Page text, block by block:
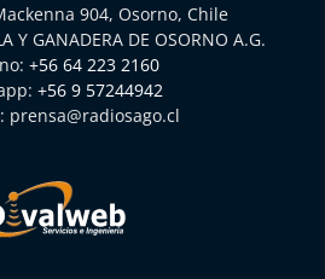
904, Osorno, Chile
Y GANADERA DE OSORNO A.G.
+56 64 223 2160
+56 9 57244942
prensa@radiosago.cl